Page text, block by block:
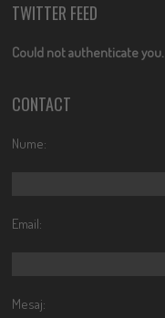
TWITTER FEED
Could not authenticate you.
CONTACT
Nume:
Email:
Mesaj: